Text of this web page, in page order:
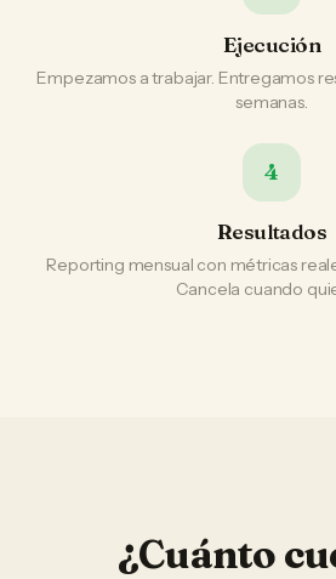
Ejecución
Empezamos a trabajar. Entregamos
semanas.
4
Resultados
Reporting mensual con métricas
Cancela cuando
¿Cuánto